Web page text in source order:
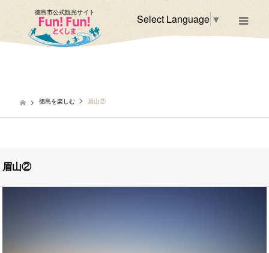
徳島市公式観光サイト Select Language ▼
徳島を楽しむ 眉山②
眉山②